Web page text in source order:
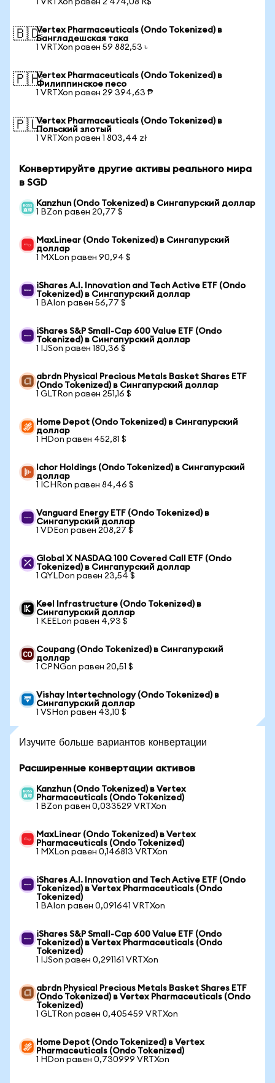
1 VRTXon равен 2 474,08 R$
🇧🇩Vertex Pharmaceuticals (Ondo Tokenized) в
Бангладешская така
1 VRTXon равен 59 882,53 ৳
🇵🇭Vertex Pharmaceuticals (Ondo Tokenized) в
Филиппинское песо
1 VRTXon равен 29 394,63 ₱
🇵🇱Vertex Pharmaceuticals (Ondo Tokenized) в
Польский злотый
1 VRTXon равен 1 803,44 zł
Конвертируйте другие активы реального мира
в SGD
Kanzhun (Ondo Tokenized) в Сингапурский доллар
1 BZon равен 20,77 $
MaxLinear (Ondo Tokenized) в Сингапурский
доллар
1 MXLon равен 90,94 $
iShares A.I. Innovation and Tech Active ETF (Ondo
Tokenized) в Сингапурский доллар
1 BAIon равен 56,77 $
iShares S&P Small-Cap 600 Value ETF (Ondo
Tokenized) в Сингапурский доллар
1 IJSon равен 180,36 $
abrdn Physical Precious Metals Basket Shares ETF
(Ondo Tokenized) в Сингапурский доллар
1 GLTRon равен 251,16 $
Home Depot (Ondo Tokenized) в Сингапурский
доллар
1 HDon равен 452,81 $
Ichor Holdings (Ondo Tokenized) в Сингапурский
доллар
1 ICHRon равен 84,46 $
Vanguard Energy ETF (Ondo Tokenized) в
Сингапурский доллар
1 VDEon равен 208,27 $
Global X NASDAQ 100 Covered Call ETF (Ondo
Tokenized) в Сингапурский доллар
1 QYLDon равен 23,54 $
Keel Infrastructure (Ondo Tokenized) в
Сингапурский доллар
1 KEELon равен 4,93 $
Coupang (Ondo Tokenized) в Сингапурский
доллар
1 CPNGon равен 20,51 $
Vishay Intertechnology (Ondo Tokenized) в
Сингапурский доллар
1 VSHon равен 43,10 $
Изучите больше вариантов конвертации
Расширенные конвертации активов
Kanzhun (Ondo Tokenized) в Vertex
Pharmaceuticals (Ondo Tokenized)
1 BZon равен 0,033529 VRTXon
MaxLinear (Ondo Tokenized) в Vertex
Pharmaceuticals (Ondo Tokenized)
1 MXLon равен 0,146813 VRTXon
iShares A.I. Innovation and Tech Active ETF (Ondo
Tokenized) в Vertex Pharmaceuticals (Ondo
Tokenized)
1 BAIon равен 0,091641 VRTXon
iShares S&P Small-Cap 600 Value ETF (Ondo
Tokenized) в Vertex Pharmaceuticals (Ondo
Tokenized)
1 IJSon равен 0,291161 VRTXon
abrdn Physical Precious Metals Basket Shares ETF
(Ondo Tokenized) в Vertex Pharmaceuticals (Ondo
Tokenized)
1 GLTRon равен 0,405459 VRTXon
Home Depot (Ondo Tokenized) в Vertex
Pharmaceuticals (Ondo Tokenized)
1 HDon равен 0,730999 VRTXon